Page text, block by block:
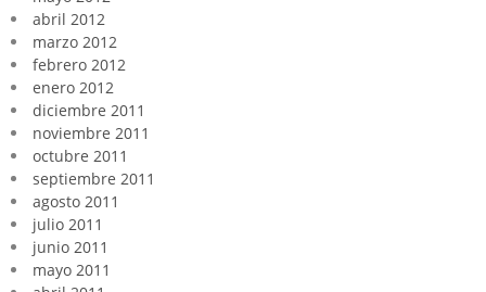
abril 2012
marzo 2012
febrero 2012
enero 2012
diciembre 2011
noviembre 2011
octubre 2011
septiembre 2011
agosto 2011
julio 2011
junio 2011
mayo 2011